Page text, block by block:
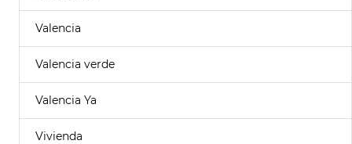
Valencia
Valencia verde
Valencia Ya
Vivienda